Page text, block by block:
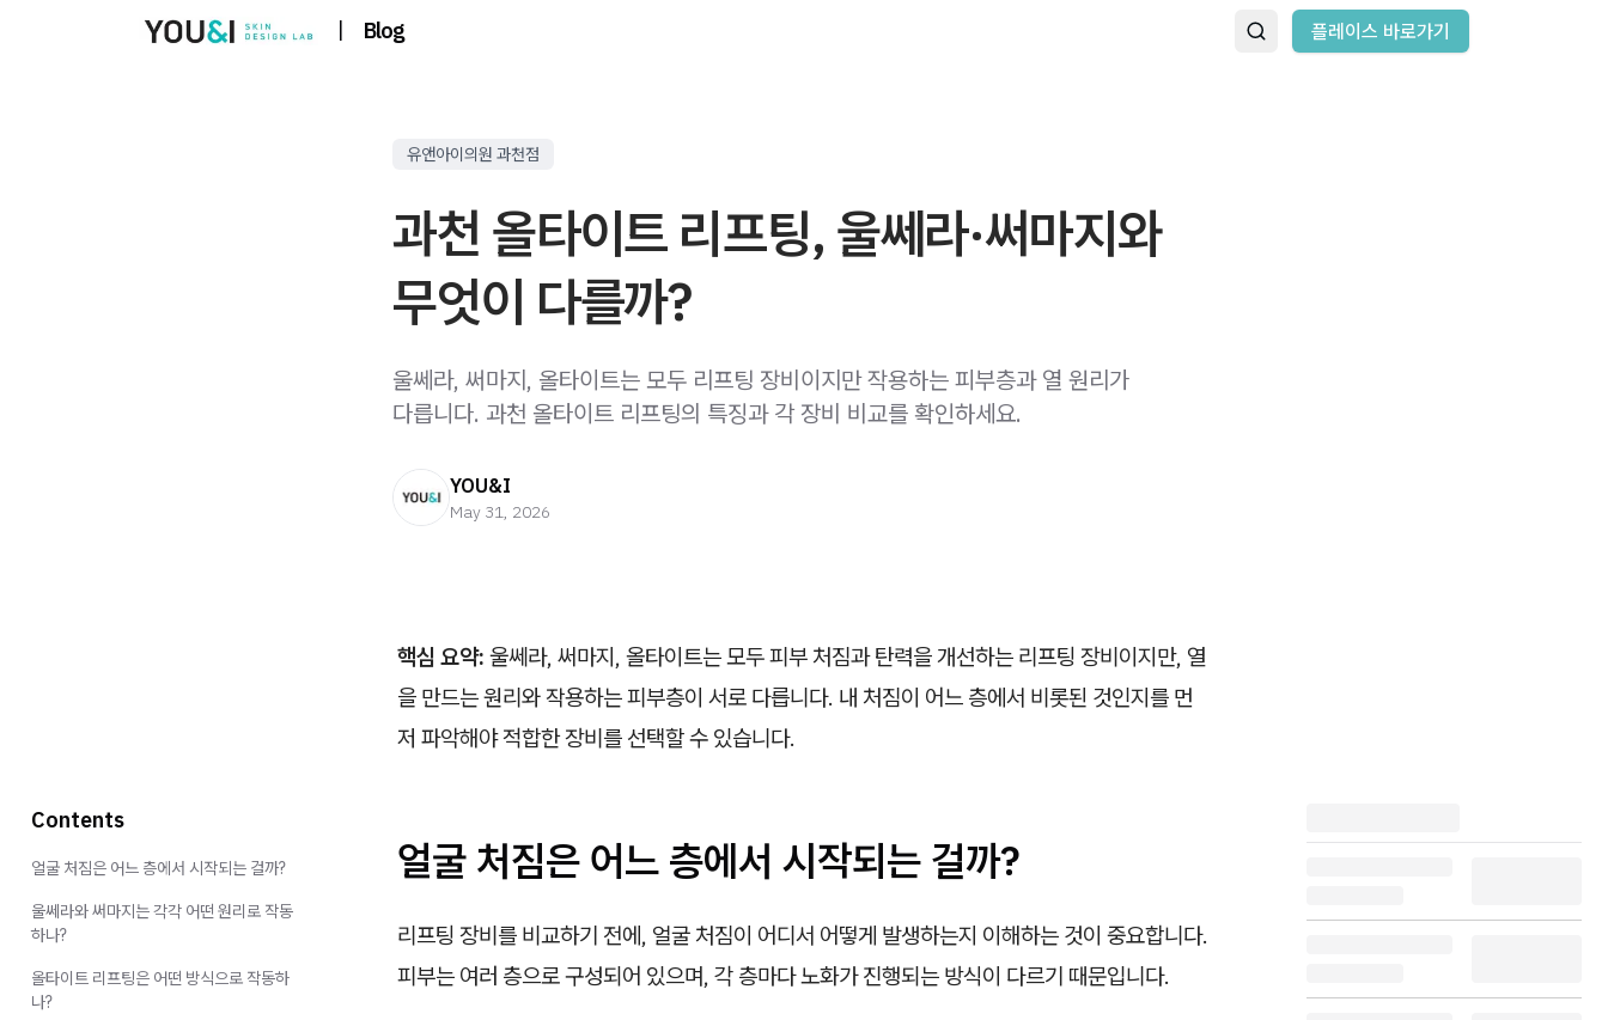
| Blog 플레이스 바로가기
유앤아이의원 과천점
과천 올타이트 리프팅, 울쎄라·써마지와
무엇이 다를까?
울쎄라, 써마지, 올타이트는 모두 리프팅 장비이지만 작용하는 피부층과 열 원리가
다릅니다. 과천 올타이트 리프팅의 특징과 각 장비 비교를 확인하세요.
YOU&I
May 31, 2026
핵심 요약: 울쎄라, 써마지, 올타이트는 모두 피부 처짐과 탄력을 개선하는 리프팅 장비이지만, 열
을 만드는 원리와 작용하는 피부층이 서로 다릅니다. 내 처짐이 어느 층에서 비롯된 것인지를 먼
저 파악해야 적합한 장비를 선택할 수 있습니다.
얼굴 처짐은 어느 층에서 시작되는 걸까?
리프팅 장비를 비교하기 전에, 얼굴 처짐이 어디서 어떻게 발생하는지 이해하는 것이 중요합니다.
피부는 여러 층으로 구성되어 있으며, 각 층마다 노화가 진행되는 방식이 다르기 때문입니다.
Contents
얼굴 처짐은 어느 층에서 시작되는 걸까?
울쎄라와 써마지는 각각 어떤 원리로 작동
하나?
올타이트 리프팅은 어떤 방식으로 작동하
나?